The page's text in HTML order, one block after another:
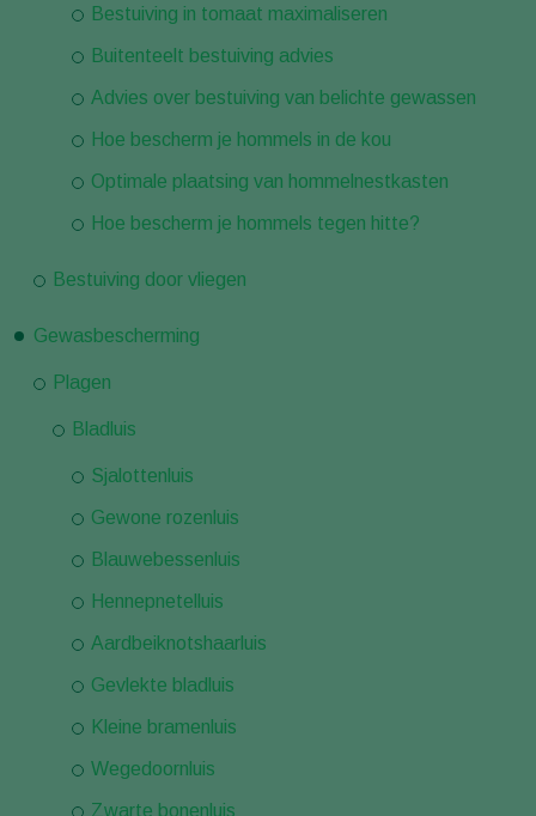
Bestuiving in tomaat maximaliseren
Buitenteelt bestuiving advies
Advies over bestuiving van belichte gewassen
Hoe bescherm je hommels in de kou
Optimale plaatsing van hommelnestkasten
Hoe bescherm je hommels tegen hitte?
Bestuiving door vliegen
Gewasbescherming
Plagen
Bladluis
Sjalottenluis
Gewone rozenluis
Blauwebessenluis
Hennepnetelluis
Aardbeiknotshaarluis
Gevlekte bladluis
Kleine bramenluis
Wegedoornluis
Zwarte bonenluis